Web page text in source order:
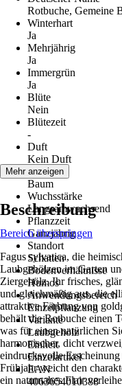
Rotbuche, Gemeine
Winterhart
Ja
Mehrjährig
Ja
Immergrün
Ja
Blüte
Nein
Blütezeit
-
Duft
Kein Duft
Wuchs
Baum
Wuchsstärke
Langsamwachsend
Pflanzzeit
Ganzjährig
Standort
Schatten
Bodenverhältnisse
Humos
Anwendungsbereich
Einzelpflanzung
Variante
Laubgehölz
Einheit
Einzelartikel
EAN
4063654010388
Mehr anzeigen
Beschreibung
Bereich überspringen
Fagus sylvatica, die
Laubgehölzen im Garten
Ziergehölz. Ihr frisches,
und gleichmäßig aus, die
attraktive Färbung von
behält die Rotbuche einen
was für einen natürlichen
harmonischer, dicht
eindrucksvolle
Frühjahr weicht den
ein naturnahes Flair